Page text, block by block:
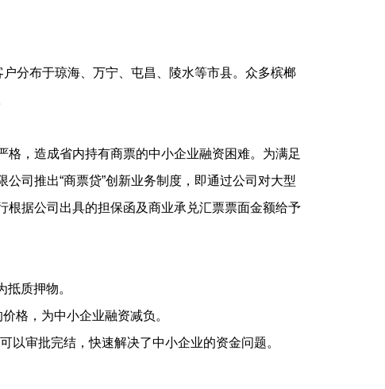
分布于琼海、万宁、屯昌、陵水等市县。众多槟榔
，造成省内持有商票的中小企业融资困难。为满足
司推出“商票贷”创新业务制度，即通过公司对大型
据公司出具的担保函及商业承兑汇票票面金额给予
质押物。
格，为中小企业融资减负。
审批完结，快速解决了中小企业的资金问题。